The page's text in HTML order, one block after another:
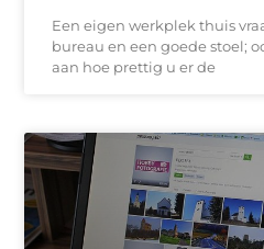
Een eigen werkplek thuis
bureau en een goede stoel;
aan hoe prettig u er de